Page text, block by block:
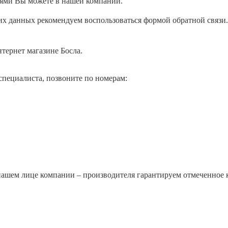
данных рекомендуем воспользоваться формой обратной связи
магазине Босла.
позвоните по номерам:
лице компании – производителя гарантируем отмеченное